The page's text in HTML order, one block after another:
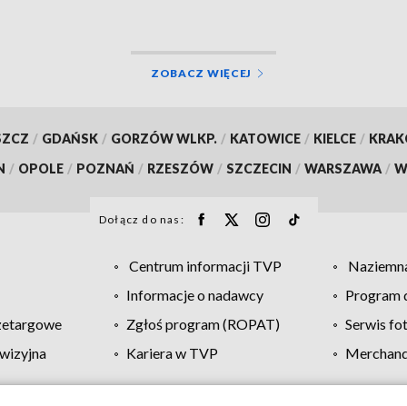
ZOBACZ WIĘCEJ
/ GDAŃSK / GORZÓW WLKP. / KATOWICE / KIELCE /
/ OPOLE / POZNAŃ / RZESZÓW / SZCZECIN / WARSZAWA /
Dołącz do nas:
Centrum informacji TVP
Informacje o nadawcy
Program
Zgłoś program (ROPAT)
Serwis
Kariera w TVP